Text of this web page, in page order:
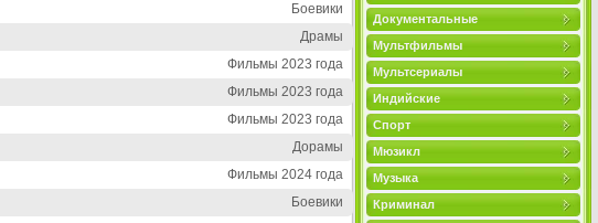
Документальные
Мультфильмы
Мультсериалы
Индийские
Спорт
Мюзикл
Музыка
Криминал
Боевики
Драмы
Фильмы 2023 года
Фильмы 2023 года
Фильмы 2023 года
Дорамы
Фильмы 2024 года
Боевики